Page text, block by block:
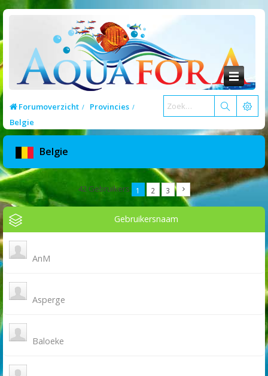
Forumoverzicht
Provincies
Belgie
Belgie
42 Gebruikers 1 2 3
Gebruikersnaam
AnM
Asperge
Baloeke